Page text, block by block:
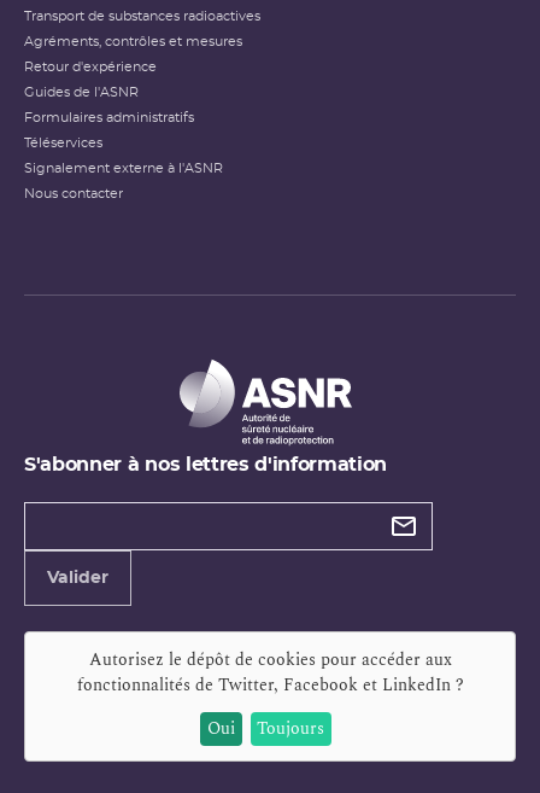
Transport de substances radioactives
Agréments, contrôles et mesures
Retour d'expérience
Guides de l'ASNR
Formulaires administratifs
Téléservices
Signalement externe à l'ASNR
Nous contacter
S'abonner à nos lettres d'information
Types de
Valider
Autorisez le dépôt de cookies pour accéder aux
fonctionnalités de Twitter, Facebook et LinkedIn?
Oui
Toujours